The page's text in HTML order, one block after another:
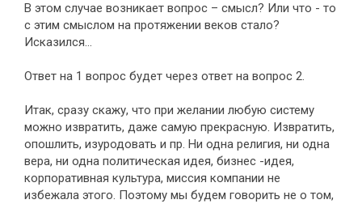
В этом случае возникает вопрос – смысл? Или что - то
с этим смыслом на протяжении веков стало?
Исказился…
Ответ на 1 вопрос будет через ответ на вопрос 2.
Итак, сразу скажу, что при желании любую систему
можно извратить, даже самую прекрасную. Извратить,
опошлить, изуродовать и пр. Ни одна религия, ни одна
вера, ни одна политическая идея, бизнес -идея,
корпоративная культура, миссия компании не
избежала этого. Поэтому мы будем говорить не о том,